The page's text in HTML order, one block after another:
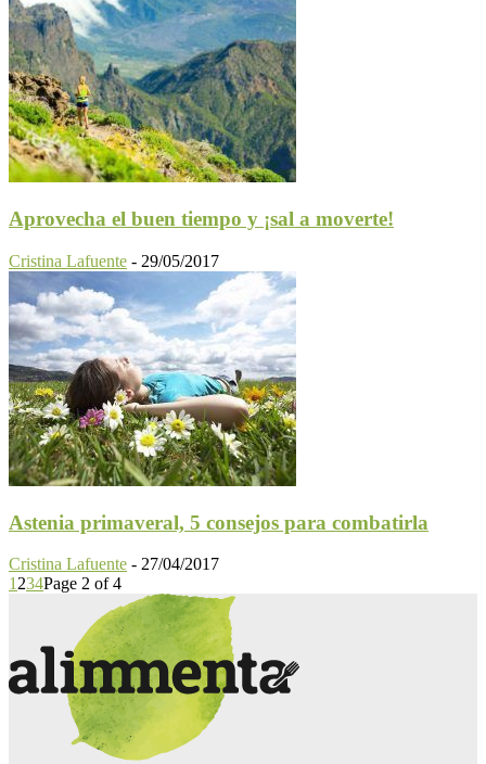
Aprovecha el buen tiempo y ¡sal a moverte!
Cristina Lafuente - 29/05/2017
Astenia primaveral, 5 consejos para combatirla
Cristina Lafuente - 27/04/2017
1 234Page 2 of 4